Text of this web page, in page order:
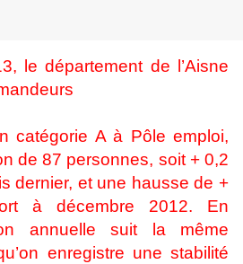
le département de l’Aisne
catégorie A à Pôle emploi,
de 87 personnes, soit + 0,2
dernier, et une hausse de +
à décembre 2012. En
annuelle suit la même
enregistre une stabilité